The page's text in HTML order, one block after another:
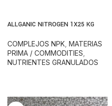
ALLGANIC NITROGEN 1X25 KG
COMPLEJOS NPK MATERIAS
PRIMA / COMMODITIES
NUTRIENTES GRANULADOS